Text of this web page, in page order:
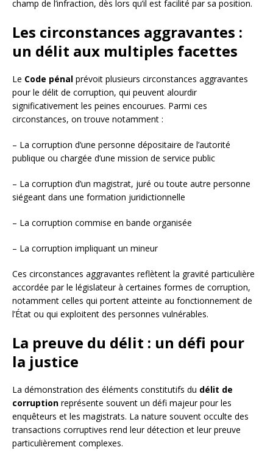
champ de l’infraction, dès lors qu’il est facilité par sa position.
Les circonstances aggravantes :
un délit aux multiples facettes
Le Code pénal prévoit plusieurs circonstances aggravantes
pour le délit de corruption, qui peuvent alourdir
significativement les peines encourues. Parmi ces
circonstances, on trouve notamment :
– La corruption d’une personne dépositaire de l’autorité
publique ou chargée d’une mission de service public
– La corruption d’un magistrat, juré ou toute autre personne
siégeant dans une formation juridictionnelle
– La corruption commise en bande organisée
– La corruption impliquant un mineur
Ces circonstances aggravantes reflètent la gravité particulière
accordée par le législateur à certaines formes de corruption,
notamment celles qui portent atteinte au fonctionnement de
l’État ou qui exploitent des personnes vulnérables.
La preuve du délit : un défi pour
la justice
La démonstration des éléments constitutifs du délit de
corruption représente souvent un défi majeur pour les
enquêteurs et les magistrats. La nature souvent occulte des
transactions corruptives rend leur détection et leur preuve
particulièrement complexes.